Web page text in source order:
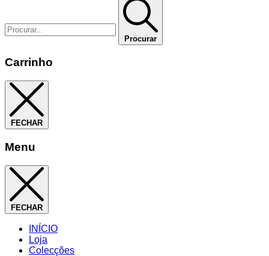
Procurar
Carrinho
FECHAR
Menu
FECHAR
INÍCIO
Loja
Colecções